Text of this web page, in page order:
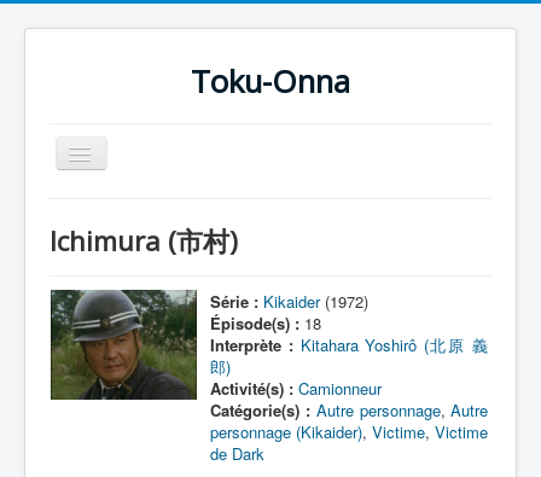
Toku-Onna
Basculer
la
Toku-Actrices
Toku-Critiques
Séries
Films
Ichimura (市村)
Série : Kikaider(1972)
Épisode(s) : 18
Interprète : Kitahara Yoshirô (北原 義
郎)
Activité(s) : Camionneur
Catégorie(s) : Autre personnage,Autre
personnage (Kikaider),Victime,Victime
de Dark